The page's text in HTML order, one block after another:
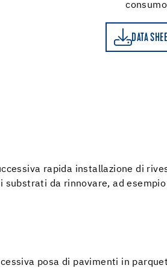
DATA
CONSUMPTION CALCULATOR
rapida installazione di
substrati da rinnovare, ad
posa di pavimenti in